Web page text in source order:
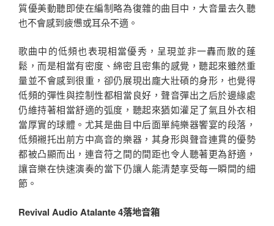
質優美動聽即使在編制略為復雜的曲目中，大音量去久聽
也不會感到疲憊或耳朵不適。
歌曲中的低頻也表現相當優秀，呈現並非一轟而散的蓬
鬆，而是相當有密度、綿密且密集的感覺，聽起來雖然重
量並不會感到很重，卻仍展現出龐大壯碩的身形，也覺得
低頻的彈性與控制性都相當良好，聲音彈出之后於邊緣處
仍維持著相當舒適的弧度，聽起來猶如灌足了氣且外衣相
當厚實的球體。尤其是曲目中后面單純樂器饗宴的段落，
低頻襯托出前方中高音的樂器，其身形與聲音連貫的優勢
都被凸顯而出，連音符之間的間距也令人聽著更為舒適，
讓音樂在快速演奏的當下仍讓人能清楚享受每一瞬間的細
節。
Revival Audio Atalante 4落地音箱